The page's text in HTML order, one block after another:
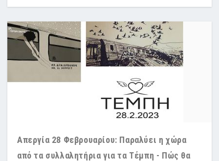
Απεργία 28 Φεβρουαρίου: Παραλύει η χώρα
από τα συλλαλητήρια για τα Τέμπη - Πώς θα